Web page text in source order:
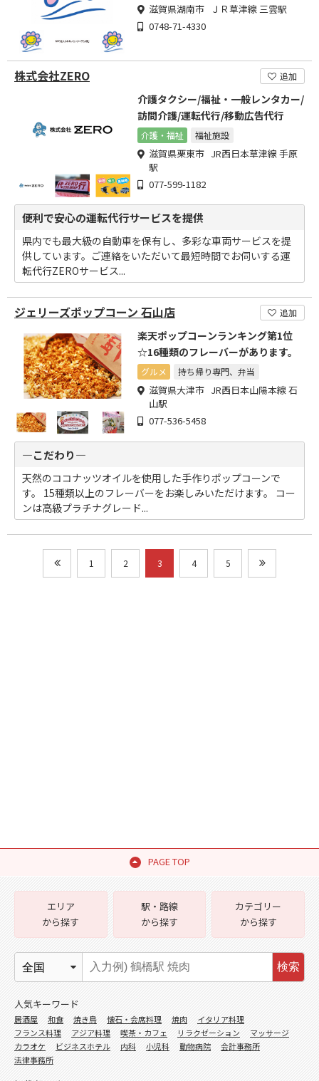
滋賀県湖南市 ＪＲ草津線 三雲駅
0748-71-4330
株式会社ZERO 追加
介護タクシー/福祉・一般レンタカー/
訪問介護/運転代行/移動広告代行
介護・福祉 福祉施設
滋賀県栗東市 JR西日本草津線 手原
駅
077-599-1182
便利で安心の運転代行サービスを提供
県内でも最大級の自動車を保有し、多彩な車両サービスを提
供しています。ご連絡をいただいて最短時間でお伺いする運
転代行ZEROサービス...
ジェリーズポップコーン 石山店 追加
楽天ポップコーンランキング第1位
☆16種類のフレーバーがあります。
グルメ 持ち帰り専門、弁当
滋賀県大津市 JR西日本山陽本線 石
山駅
077-536-5458
―こだわり―
天然のココナッツオイルを使用した手作りポップコーンで
す。 15種類以上のフレーバーをお楽しみいただけます。 コー
ンは高級プラチナグレード...
1 2 3 4 5
PAGE TOP
エリア
から探す
駅・路線
から探す
カテゴリー
から探す
検索
人気キーワード
居酒屋 和食 焼き鳥 懐石・会席料理 焼肉
イタリア料理
フランス料理
アジア料理 喫茶・カフェ リラクゼーション
マッサージ
カラオケ
ビジネスホテル 内科 小児科 動物病院
会計事務所
法律事務所